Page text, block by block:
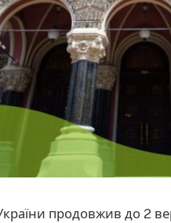
продовжив до 2